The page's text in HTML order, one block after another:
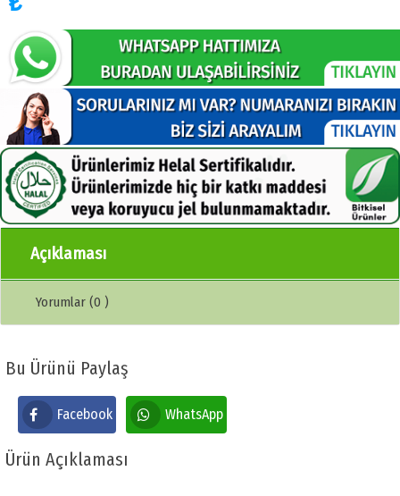
Açıklaması
Yorumlar (0 )
Bu Ürünü Paylaş
Facebook WhatsApp
Ürün Açıklaması